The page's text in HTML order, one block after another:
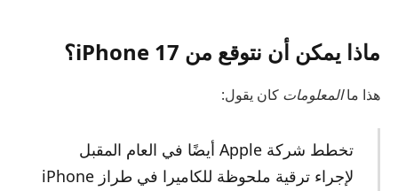
ماذا يمكن أن نتوقع من iPhone 17؟
هذا ماالمعلومات كان يقول:
تخطط شركة Apple أيضًا في العام المقبل
لإجراء ترقية ملحوظة للكاميرا في طراز iPhone